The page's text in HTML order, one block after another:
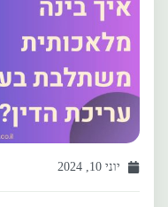
יוני 10, 2024